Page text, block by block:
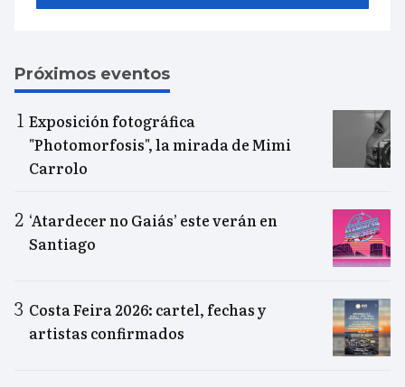
Próximos eventos
Exposición fotográfica
"Photomorfosis", la mirada de Mimi
Carrolo
‘Atardecer no Gaiás’ este verán en
Santiago
Costa Feira 2026: cartel, fechas y
artistas confirmados